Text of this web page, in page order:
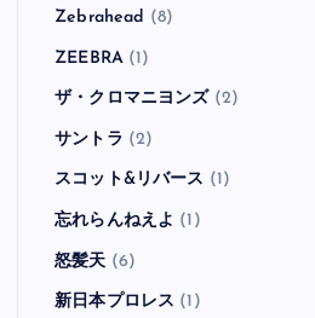
Zebrahead (8)
ZEEBRA(1)
ザ・クロマニヨンズ (2)
サントラ (2)
スコット&リバース (1)
忘れらんねえよ (1)
怒髪天 (6)
新日本プロレス (1)